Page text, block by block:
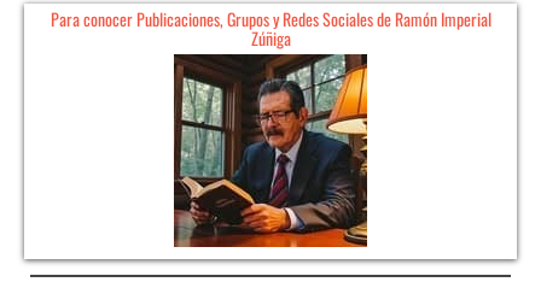
Para conocer Publicaciones, Grupos y Redes Sociales de Ramón Imperial
Zúñiga